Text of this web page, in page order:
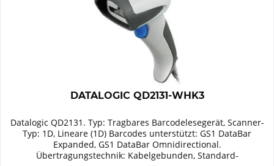
DATALOGIC QD2131-WHK3
Datalogic QD2131. Typ: Tragbares Barcodelesegerät, Scanner-
Typ: 1D, Lineare (1D) Barcodes unterstützt: GS1 DataBar
Expanded, GS1 DataBar Omnidirectional.
Übertragungstechnik: Kabelgebunden, Standard-